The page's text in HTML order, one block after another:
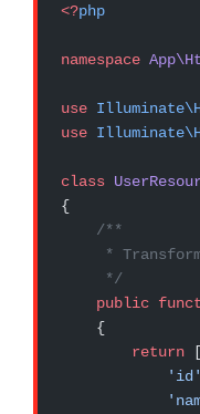
<?php
namespace
use
use
class
{
    /**
*
     */
    public
    {
        return
[
            'id'